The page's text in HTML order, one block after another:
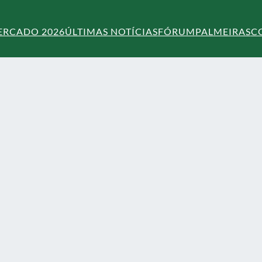
2026ÚLTIMAS NOTÍCIASFÓRUMPALMEIRAS